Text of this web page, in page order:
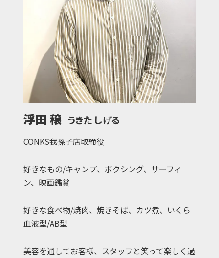
浮田 穣 うきた しげる
CONKS我孫子店取締役
好きなもの/キャンプ、ボクシング、サーフィ
ン、映画鑑賞
好きな食べ物/焼肉、焼きそば、カツ煮、いくら
血液型/AB型
美容を通してお客様、スタッフと笑って楽しく過